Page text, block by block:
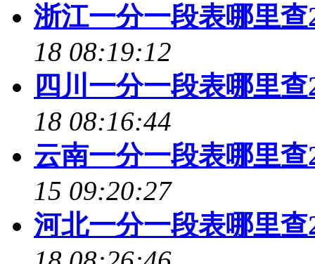
浙江一分一段表哪里
18 08:19:12
四川一分一段表哪里
18 08:16:44
云南一分一段表哪里
15 09:20:27
河北一分一段表哪里